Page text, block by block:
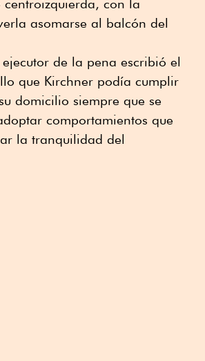
centroizquierda, con la
asomarse al balcón del
de la pena escribió el
que Kirchner podía cumplir
domicilio siempre que se
comportamientos que
la tranquilidad del